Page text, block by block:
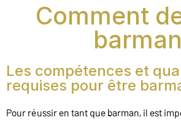
Comment
barman
Les compétences et
requises pour être
Pour réussir en tant que barman, il est